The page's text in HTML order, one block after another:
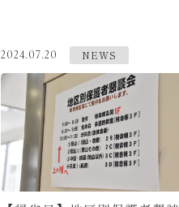
2024.07.20 NEWS